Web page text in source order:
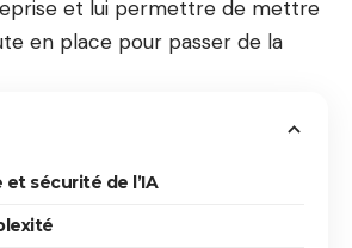
et lui permettre de mettre
en place pour passer de la
et sécurité de l’IA